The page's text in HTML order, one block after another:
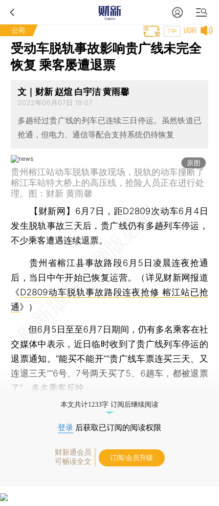
公司 试听
T中
受动车脱轨事故影响贵广线未完全
恢复 乘客屡遭退票
文｜财新 赵煊 白宇洁 黄雨馨
2022年06月07日 19:07
多趟经过贵广线的列车已连续三日停运。虽然铁道已
抢通，但电力、通信等配合支持系统仍待恢复
原图
贵州榕江站动车脱轨事故现场，脱轨的动车撞断了
榕江车站特大桥上的高压线，抢险人员正在进行处
理。图：财新 黄雨馨
【财新网】 6月7日，距D2809次动车6月4日
发生脱轨事故三天后，贵广线仍有多趟列车停运，
不少乘客遭遇连续退票。
贵州省榕江县事故路段6月5日凌晨连夜抢通
后，当日中午开始已恢复运营。（详见财新网报道
《D2809动车脱轨事故路段连夜抢修 榕江站已抢
通》）
但6月5日至至6月7日期间，仍有多名乘客在社
交媒体中表示，近日临时收到了贵广线列车停运的
退票通知。“能买不能开”“贵广线车票连买三天、又
连退三天”“6号、7号两天买了5、6趟车，都被退票
了”，多名乘客反映。
本文共计1233字 订阅后继续阅读
登录 后获取已订阅的阅读权限
财新通会员
可畅读全文
订阅/会员升级